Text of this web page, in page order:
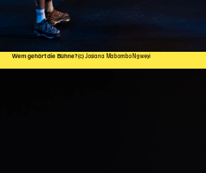
Wem gehört die Bühne?(c) Josiana Mabombo Ngweyi